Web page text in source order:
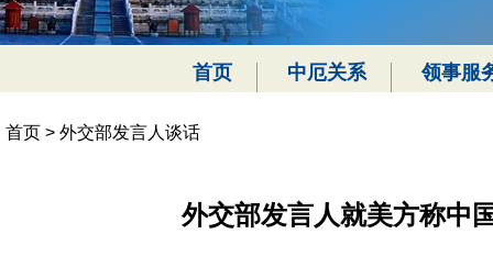
首页 中厄关系 领事服
首页 > 外交部发言人谈话
外交部发言人就美方称中